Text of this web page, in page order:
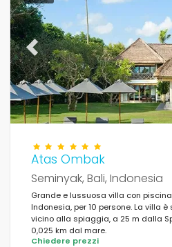
Previous
Atas Ombak
Seminyak, Bali, Indonesia
Grande e lussuosa villa con
Indonesia, per 10 persone. La villa
vicino alla spiaggia, a 25 m dalla
0,025 km dal mare.
Chiedere prezzi